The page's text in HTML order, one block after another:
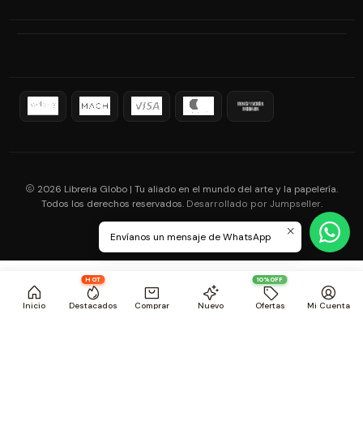
Inicio
HOT
Destacados Comprar Nuevo
10%OFF
Ofertas Mi Cuenta
2026 Libreria Globo | Tu aliado en el mundo del arte y la papelería.
Todos los derechos reservados. Desarrollado por Jumpseller.
Envíanos un mensaje de WhatsApp